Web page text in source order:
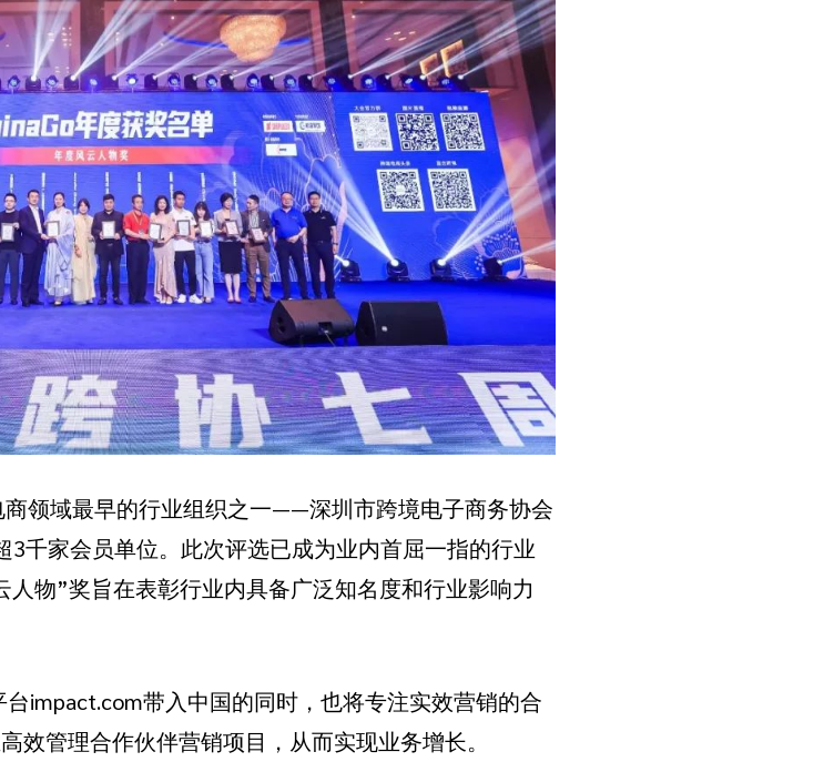
商领域最早的行业组织之一——深圳市跨境电子商务协会
千家会员单位。此次评选已成为业内首屈一指的行业
物”奖旨在表彰行业内具备广泛知名度和行业影响力
impact.com带入中国的同时，也将专注实效营销的合
效管理合作伙伴营销项目，从而实现业务增长。